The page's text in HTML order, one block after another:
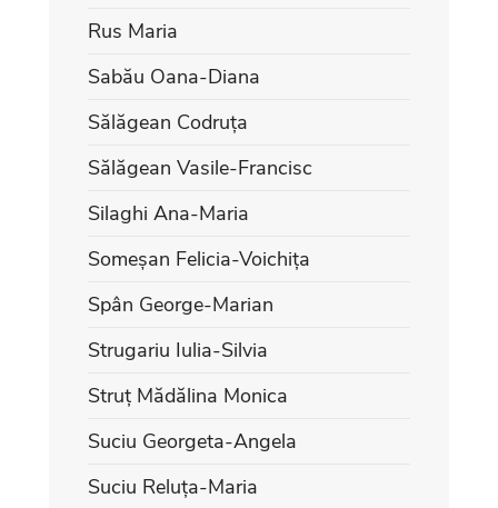
Rus Maria
Sabău Oana-Diana
Sălăgean Codruța
Sălăgean Vasile-Francisc
Silaghi Ana-Maria
Someșan Felicia-Voichița
Spân George-Marian
Strugariu Iulia-Silvia
Struț Mădălina Monica
Suciu Georgeta-Angela
Suciu Reluța-Maria